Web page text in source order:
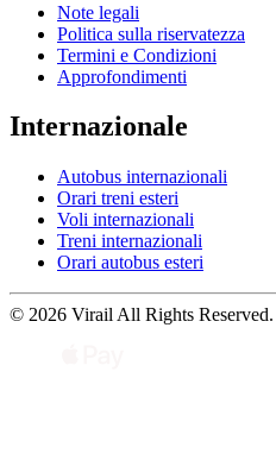
Note legali
Politica sulla riservatezza
Termini e Condizioni
Approfondimenti
Internazionale
Autobus internazionali
Orari treni esteri
Voli internazionali
Treni internazionali
Orari autobus esteri
© 2026 Virail All Rights Reserved.